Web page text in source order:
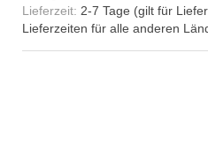
Lieferzeit: 2-7 Tage (gilt für
Lieferzeiten für alle anderen